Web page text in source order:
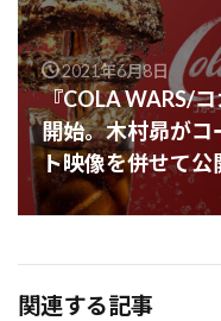
2021年6月8日
『COLA WARS/
開始。木村昴がコ
ト映像を併せて公
関連する記事